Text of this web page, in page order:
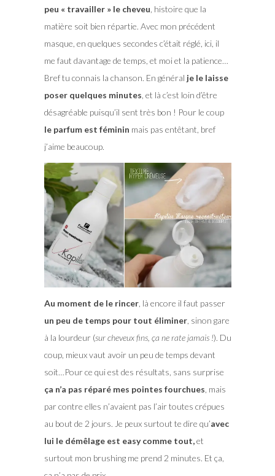
peu « travailler » le cheveu , histoire que la
matière soit bien répartie. Avec mon précédent
masque, en quelques secondes c’était réglé, ici, il
me faut davantage de temps, et moi et la patience…
Bref tu connais la chanson. En général je le laisse
poser quelques minutes , et là c’est loin d’être
désagréable puisqu’il sent très bon ! Pour le coup
le parfum est féminin mais pas entêtant, bref
j’aime beaucoup.
Au moment de le rincer, là encore il faut passer
un peu de temps pour tout éliminer, sinon gare
à la lourdeur (sur cheveux fins, ça ne rate jamais !). Du
coup, mieux vaut avoir un peu de temps devant
soit…Pour ce qui est des résultats, sans surprise
ça n’a pas réparé mes pointes fourchues , mais
par contre elles n’avaient pas l’air toutes crépues
au bout de 2 jours. Je peux surtout te dire qu’avec
lui le démêlage est easy comme tout,et
surtout mon brushing me prend 2 minutes. Et ça,